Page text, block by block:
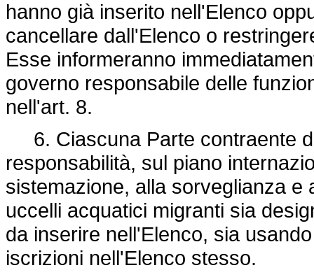
hanno già inserito nell'Elenco
cancellare dall'Elenco o
Esse informeranno
governo responsabile delle
nell'art. 8.
6. Ciascuna Parte contraente
responsabilità, sul piano
sistemazione, alla sorveglianza e
uccelli acquatici migranti sia
da inserire nell'Elenco, sia
iscrizioni nell'Elenco stesso.